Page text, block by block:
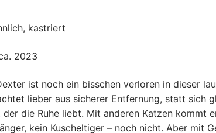
kastriert
2023
ist noch ein bisschen verloren in dieser
lieber aus sicherer Entfernung, statt sich
der die Ruhe liebt. Mit anderen Katzen kommt
kein Kuscheltiger – noch nicht. Aber mit